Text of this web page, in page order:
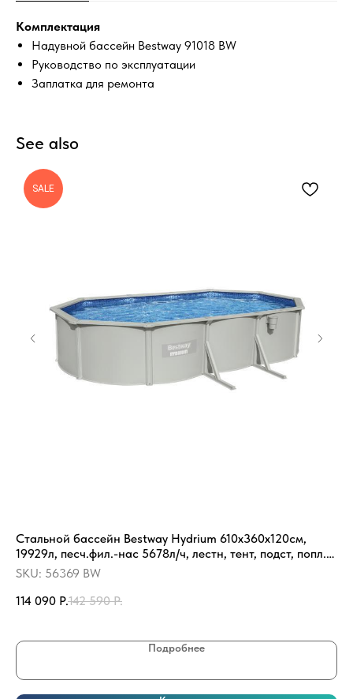
Комплектация
Надувной бассейн Bestway 91018 BW
Руководство по эксплуатации
Заплатка для ремонта
See also
SALE
Стальной бассейн Bestway Hydrium 610х360х120см,
19929л, песч.фил.-нас 5678л/ч, лестн, тент, подст, попл.-
доз (56369 BW)
SKU: 56369 BW
114 090 Р.142 590 Р.
Подробнее